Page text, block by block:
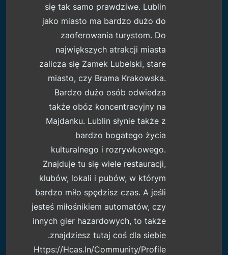
się tak samo prawdziwe. Lublin
jako miasto ma bardzo dużo do
zaoferowania turystom. Do
największych atrakcji miasta
zalicza się Zamek Lubelski, stare
miasto, czy Brama Krakowska.
Bardzo dużo osób odwiedza
także obóz koncentracyjny na
Majdanku. Lublin słynie także z
bardzo bogatego życia
kulturalnego i rozrywkowego.
Znajduje tu się wiele restauracji,
klubów, lokali i pubów, w którym
bardzo miło spędzisz czas. A jeśli
jesteś miłośnikiem automatów, czy
innych gier hazardowych, to także
znajdziesz tutaj coś dla siebie.
Https://hcas.in/community/profile